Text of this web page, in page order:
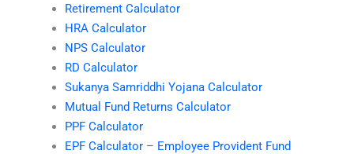
Retirement Calculator
HRA Calculator
NPS Calculator
RD Calculator
Sukanya Samriddhi Yojana Calculator
Mutual Fund Returns Calculator
PPF Calculator
EPF Calculator – Employee Provident Fund